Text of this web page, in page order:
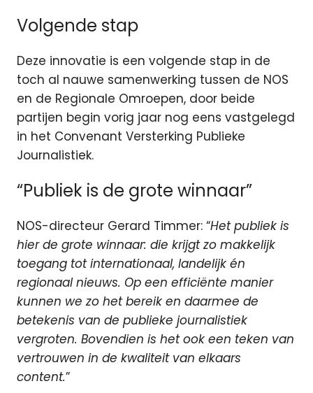
Volgende stap
Deze innovatie is een volgende stap in de
toch al nauwe samenwerking tussen de NOS
en de Regionale Omroepen, door beide
partijen begin vorig jaar nog eens vastgelegd
in het Convenant Versterking Publieke
Journalistiek.
“Publiek is de grote winnaar”
NOS-directeur Gerard Timmer: “Het publiek is
hier de grote winnaar: die krijgt zo makkelijk
toegang tot internationaal, landelijk én
regionaal nieuws. Op een efficiënte manier
kunnen we zo het bereik en daarmee de
betekenis van de publieke journalistiek
vergroten. Bovendien is het ook een teken van
vertrouwen in de kwaliteit van elkaars
content.”